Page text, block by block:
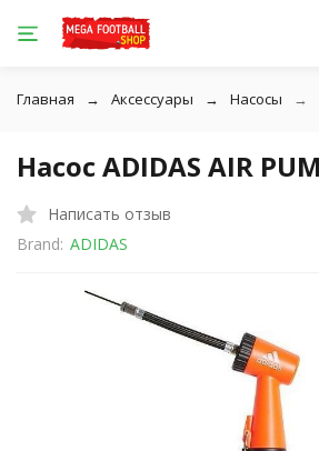
Главная Аксессуары Насосы
Насос ADIDAS AIR
Написать отзыв
Brand: ADIDAS